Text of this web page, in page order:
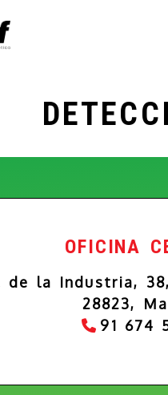
OFICINA
de la Industria,
28823,
91 674